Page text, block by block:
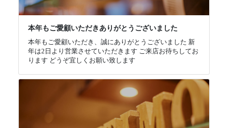
本年もご愛顧いただきありがとうございました
本年もご愛顧いただき、誠にありがとうございました 新
年は2日より営業させていただきます ご来店お待ちしてお
ります どうぞ宜しくお願い致します